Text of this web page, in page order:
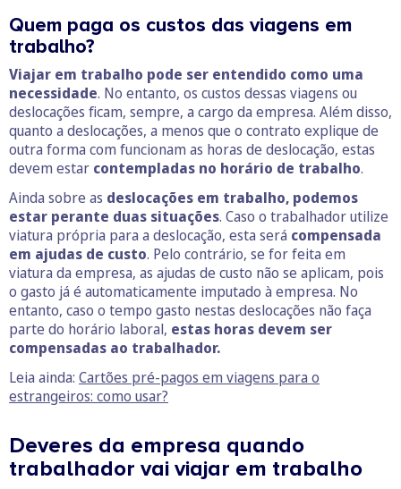
Quem paga os custos das viagens em
trabalho?
Viajar em trabalho pode ser entendido como uma
necessidade. No entanto, os custos dessas viagens ou
deslocações ficam, sempre, a cargo da empresa. Além disso,
quanto a deslocações, a menos que o contrato explique de
outra forma com funcionam as horas de deslocação, estas
devem estar contempladas no horário de trabalho.
Ainda sobre as deslocações em trabalho, podemos
estar perante duas situações. Caso o trabalhador utilize
viatura própria para a deslocação, esta será compensada
em ajudas de custo. Pelo contrário, se for feita em
viatura da empresa, as ajudas de custo não se aplicam, pois
o gasto já é automaticamente imputado à empresa. No
entanto, caso o tempo gasto nestas deslocações não faça
parte do horário laboral, estas horas devem ser
compensadas ao trabalhador.
Leia ainda: Cartões pré-pagos em viagens para o
estrangeiros: como usar?
Deveres da empresa quando
trabalhador vai viajar em trabalho